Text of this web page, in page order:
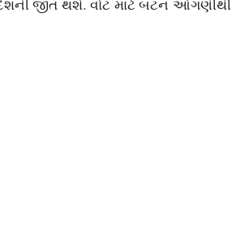
જીત થશે. વોટ માટે બટન આંગણીથી